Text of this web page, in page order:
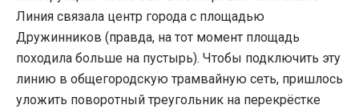
Линия связала центр города с площадью
Дружинников (правда, на тот момент площадь
походила больше на пустырь). Чтобы подключить эту
линию в общегородскую трамвайную сеть, пришлось
уложить поворотный треугольник на перекрёстке